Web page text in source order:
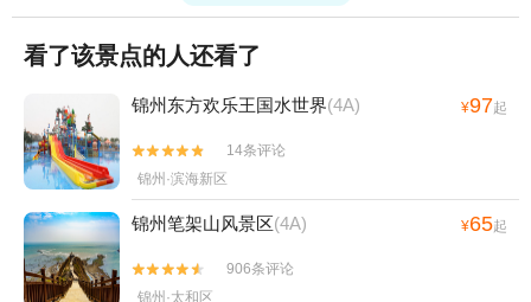
看了该景点的人还看了
锦州东方欢乐王国水世界(4A) ¥97起


14条评论
锦州·滨海新区
锦州笔架山风景区(4A) ¥65起


906条评论
锦州·太和区